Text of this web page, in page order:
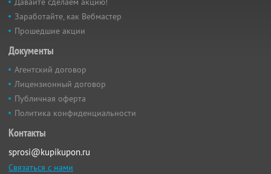
Заработайте, как Вебмастер
Прошедшие акции
Документы
Агентский договор
Лицензионный договор
Публичная оферта
Политика конфиденциальности
Контакты
sprosi@kupikupon.ru
Связаться с нами